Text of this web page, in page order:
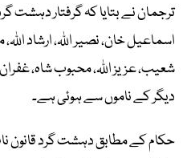
ترجمان نے بتایا کہ گرفتار
اسماعیل خان، نصیر اللہ، ارشاد
شعیب، عزیز اللہ، محبوب شاہ،
دیگر کے ناموں سے ہوئی ہے۔
حکام کے مطابق دہشت گرد قانون